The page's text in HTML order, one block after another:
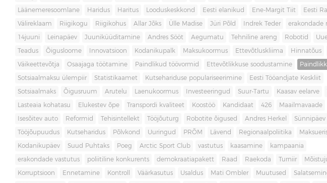
Läänemeresoomlane Haridus Haritus Looduskeskkond Eesti elanikud Ene-Margit Tiit Eesti
Välireklaam Riigikogu Riigikohus Allar Jõks Ülle Madise Jüri Põld Indrek Teder erakondade
14juuni Leinapäev Juuniküüditamine Andres Sööt Aegumatu Tehniline areng Robotid
Teadus Õigusloome Innovatsioon Kodanikupalk Maksukoormus Ettevõtluskliima Hinnatõus
Väikeettevõtja Osaajaga töötamine Paindlikud töövormid Ettevõtlikkuse soodustamine
Sotsiaalmaksu ülempiir Statistikaamet Kutsehariduse populariseerimine Eesti Tööandjate Keskliit
Sotsiaalmaks Õigusruum Arutelu Laenukoormus Investeeringud Suur-Tartu Kaasav eelarve
Lasteaia kohatasu Elukestev õpe Transpordi kvaliteet Koostöö Kandidaat 426 Maailmavaade
Isesõitev auto Reformid Tehisintellekt Tööjõuturg Robotite õigused Andres Herkel Sünnipäev
Tööjõupuudus Kutseharidus Põlvkond Uuringud PRÕM Lävend Regionaalpoliitika
Kodanikupäev Suud Puhtaks Poeg Arctic Sport Club vastutus kaasamine kampaania
erakondade vastutus poliitiline konkurents demokraatiapakett Raad Raekoda Turniir
Korruptsioon Ennetamine Kontroll Väärkasutus Usaldus Mati Ombler Muutused